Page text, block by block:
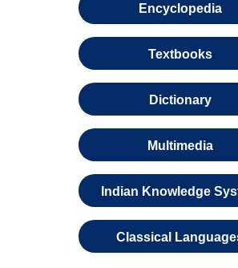
Encyclopedia
Textbooks
Dictionary
Multimedia
Indian Knowledge
Classical